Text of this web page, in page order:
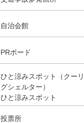
自治会館
PRボード
ひと涼みスポット（クー
グシェルター）
ひと涼みスポット
投票所